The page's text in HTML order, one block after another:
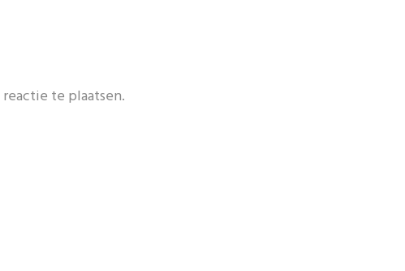
te plaatsen.